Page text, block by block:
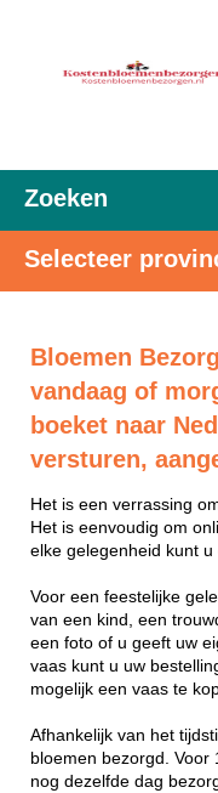
Zoeken
Selecteer
Bloemen
vandaag of
boeket naar
versturen,
Het is een verrassing
Het is eenvoudig om
elke gelegenheid kunt u
Voor een feestelijke
van een kind, een
een foto of u geeft uw
vaas kunt u uw
mogelijk een vaas te
Afhankelijk van het
bloemen bezorgd. Voor
nog dezelfde dag